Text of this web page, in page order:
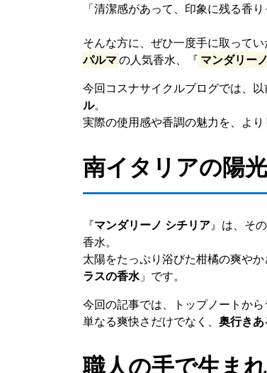
「清潔感があって、印象に残る香り
そんな方に、ぜひ一度手に取って
パルマ の人気香水、『 マンダリー
今回コスナサイクルブログでは、
ル。
実際の使用感や香調の魅力を、よ
南イタリアの陽
『マンダリーノ シチリア 』は、そ
香水。
太陽をたっぷり浴びた柑橘の爽や
ラスの香水 」です。
今回の記事では、トップノートか
単なる爽快さだけでなく、 奥行きあ
職人の手で生ま